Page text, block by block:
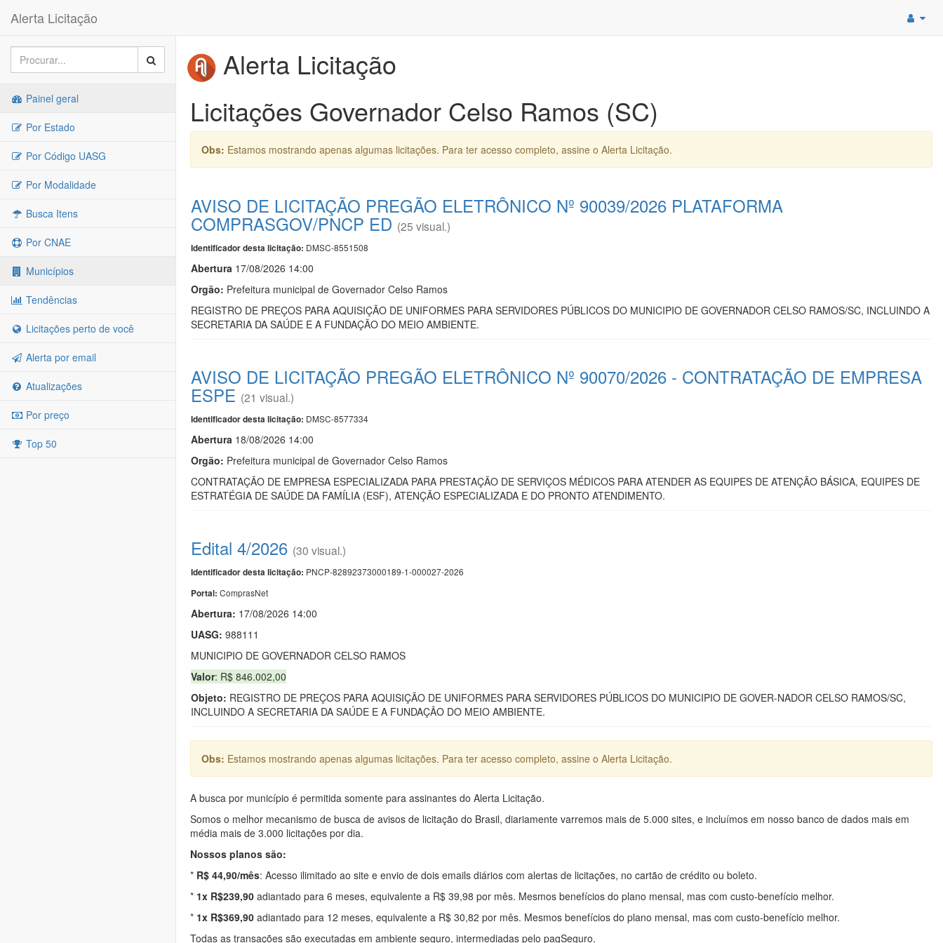
Alerta Licitação
Painel geral
Por Estado
Por Código UASG
Por Modalidade
Busca Itens
Por CNAE
Municípios
Tendências
Licitações perto de você
Alerta por email
Atualizações
Por preço
Top 50
Alerta Licitação
Licitações Governador Celso Ramos (SC)
Obs: Estamos mostrando apenas algumas licitações. Para ter acesso completo, assine o Alerta Licitação.
AVISO DE LICITAÇÃO PREGÃO ELETRÔNICO Nº 90039/2026 PLATAFORMA
COMPRASGOV/PNCP ED (25 visual.)
Identificador desta licitação: DMSC-8551508
Abertura 17/08/2026 14:00
Orgão: Prefeitura municipal de Governador Celso Ramos
REGISTRO DE PREÇOS PARA AQUISIÇÃO DE UNIFORMES PARA SERVIDORES PÚBLICOS DO MUNICIPIO DE GOVERNADOR CELSO RAMOS/SC, INCLUINDO A
SECRETARIA DA SAÚDE E A FUNDAÇÃO DO MEIO AMBIENTE.
AVISO DE LICITAÇÃO PREGÃO ELETRÔNICO Nº 90070/2026 - CONTRATAÇÃO DE EMPRESA
ESPE (21 visual.)
Identificador desta licitação: DMSC-8577334
Abertura 18/08/2026 14:00
Orgão: Prefeitura municipal de Governador Celso Ramos
CONTRATAÇÃO DE EMPRESA ESPECIALIZADA PARA PRESTAÇÃO DE SERVIÇOS MÉDICOS PARA ATENDER AS EQUIPES DE ATENÇÃO BÁSICA, EQUIPES DE
ESTRATÉGIA DE SAÚDE DA FAMÍLIA (ESF), ATENÇÃO ESPECIALIZADA E DO PRONTO ATENDIMENTO.
Edital 4/2026 (30 visual.)
Identificador desta licitação: PNCP-82892373000189-1-000027-2026
Portal: ComprasNet
Abertura: 17/08/2026 14:00
UASG: 988111
MUNICIPIO DE GOVERNADOR CELSO RAMOS
Valor: R$ 846.002,00
Objeto: REGISTRO DE PREÇOS PARA AQUISIÇÃO DE UNIFORMES PARA SERVIDORES PÚBLICOS DO MUNICIPIO DE GOVER-NADOR CELSO RAMOS/SC,
INCLUINDO A SECRETARIA DA SAÚDE E A FUNDAÇÃO DO MEIO AMBIENTE.
Obs: Estamos mostrando apenas algumas licitações. Para ter acesso completo, assine o Alerta Licitação.
A busca por município é permitida somente para assinantes do Alerta Licitação.
Somos o melhor mecanismo de busca de avisos de licitação do Brasil, diariamente varremos mais de 5.000 sites, e incluímos em nosso banco de dados mais em
média mais de 3.000 licitações por dia.
Nossos planos são:
* R$ 44,90/mês: Acesso ilimitado ao site e envio de dois emails diários com alertas de licitações, no cartão de crédito ou boleto.
* 1x R$239,90 adiantado para 6 meses, equivalente a R$ 39,98 por mês. Mesmos benefícios do plano mensal, mas com custo-benefício melhor.
* 1x R$369,90 adiantado para 12 meses, equivalente a R$ 30,82 por mês. Mesmos benefícios do plano mensal, mas com custo-benefício melhor.
Todas as transações são executadas em ambiente seguro, intermediadas pelo pagSeguro.